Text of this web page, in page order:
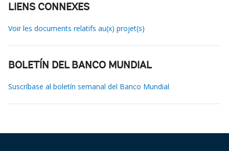
LIENS CONNEXES
Voir les documents relatifs au(x) projet(s)
BOLETÍN DEL BANCO MUNDIAL
Suscríbase al boletín semanal del Banco Mundial